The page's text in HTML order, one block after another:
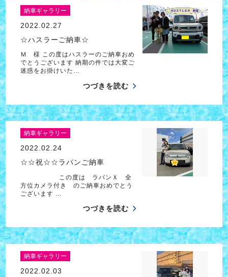
納車ギャラリー
2022.02.27
☆ハスラーご納車☆
Ｍ 様 この度はハスラーのご納車おめ
でとうございます 納期の件では大変ご
迷惑をお掛けいた…
つづきを読む
納車ギャラリー
2022.02.24
☆☆祝☆☆ラパンご納車
この度は ラパンＸ 全
方位カメラ付き のご納車おめでとう
ございます …
つづきを読む
納車ギャラリー
2022.02.03